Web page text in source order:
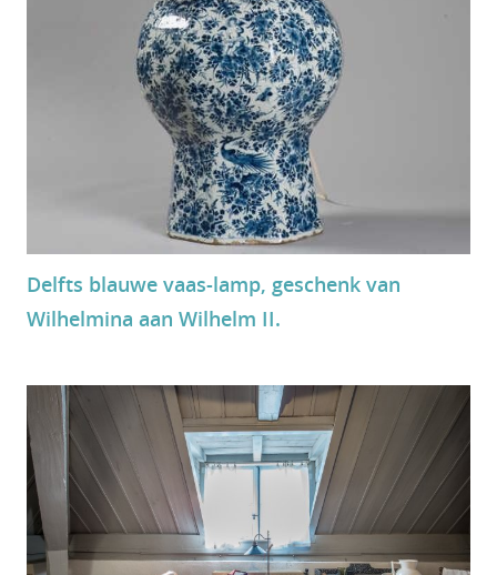
Delfts blauwe vaas-lamp, geschenk van
Wilhelmina aan Wilhelm II.